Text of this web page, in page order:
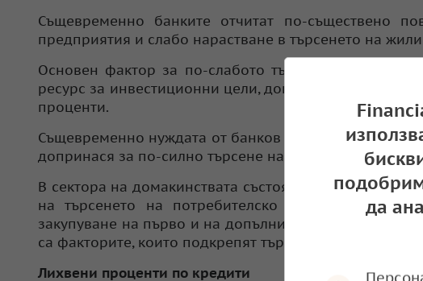
Същевременно банките отчитат по-съществено
предприятия и слабо нарастване в търсенето на
Основен фактор за по-слабото търсене на
ресурс за инвестиционни цели, докато сравнително
проценти.
Същевременно нуждата от банков ресурс за
допринася за по-силно търсене на кредити от
В сектора на домакинствата състоянието на
на търсенето на потребителско финансиране,
закупуване на първо и на допълнително жилище,
са факторите, които подкрепят търсенето на
Лихвени проценти по кредити
да